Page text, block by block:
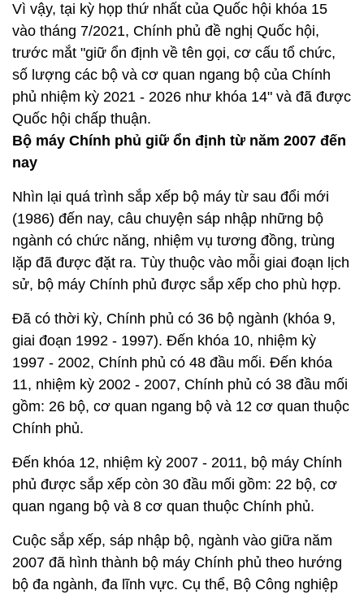
Vì vậy, tại kỳ họp thứ nhất của Quốc hội khóa 15
vào tháng 7/2021, Chính phủ đề nghị Quốc hội,
trước mắt "giữ ổn định về tên gọi, cơ cấu tổ chức,
số lượng các bộ và cơ quan ngang bộ của Chính
phủ nhiệm kỳ 2021 - 2026 như khóa 14" và đã được
Quốc hội chấp thuận.
Bộ máy Chính phủ giữ ổn định từ năm 2007 đến
nay
Nhìn lại quá trình sắp xếp bộ máy từ sau đổi mới
(1986) đến nay, câu chuyện sáp nhập những bộ
ngành có chức năng, nhiệm vụ tương đồng, trùng
lặp đã được đặt ra. Tùy thuộc vào mỗi giai đoạn lịch
sử, bộ máy Chính phủ được sắp xếp cho phù hợp.
Đã có thời kỳ, Chính phủ có 36 bộ ngành (khóa 9,
giai đoạn 1992 - 1997). Đến khóa 10, nhiệm kỳ
1997 - 2002, Chính phủ có 48 đầu mối. Đến khóa
11, nhiệm kỳ 2002 - 2007, Chính phủ có 38 đầu mối
gồm: 26 bộ, cơ quan ngang bộ và 12 cơ quan thuộc
Chính phủ.
Đến khóa 12, nhiệm kỳ 2007 - 2011, bộ máy Chính
phủ được sắp xếp còn 30 đầu mối gồm: 22 bộ, cơ
quan ngang bộ và 8 cơ quan thuộc Chính phủ.
Cuộc sắp xếp, sáp nhập bộ, ngành vào giữa năm
2007 đã hình thành bộ máy Chính phủ theo hướng
bộ đa ngành, đa lĩnh vực. Cụ thể, Bộ Công nghiệp